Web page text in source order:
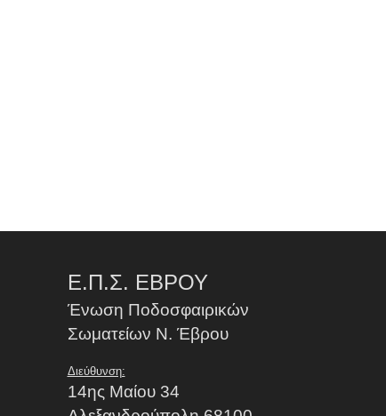
Ε.Π.Σ. ΕΒΡΟΥ
Ένωση Ποδοσφαιρικών
Σωματείων Ν. Έβρου
Διεύθυνση:
14ης Μαίου 34